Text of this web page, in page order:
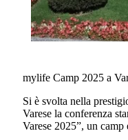
mylife Camp 2025 a
Si è svolta nella
Varese la conferenza
Varese 2025”, un